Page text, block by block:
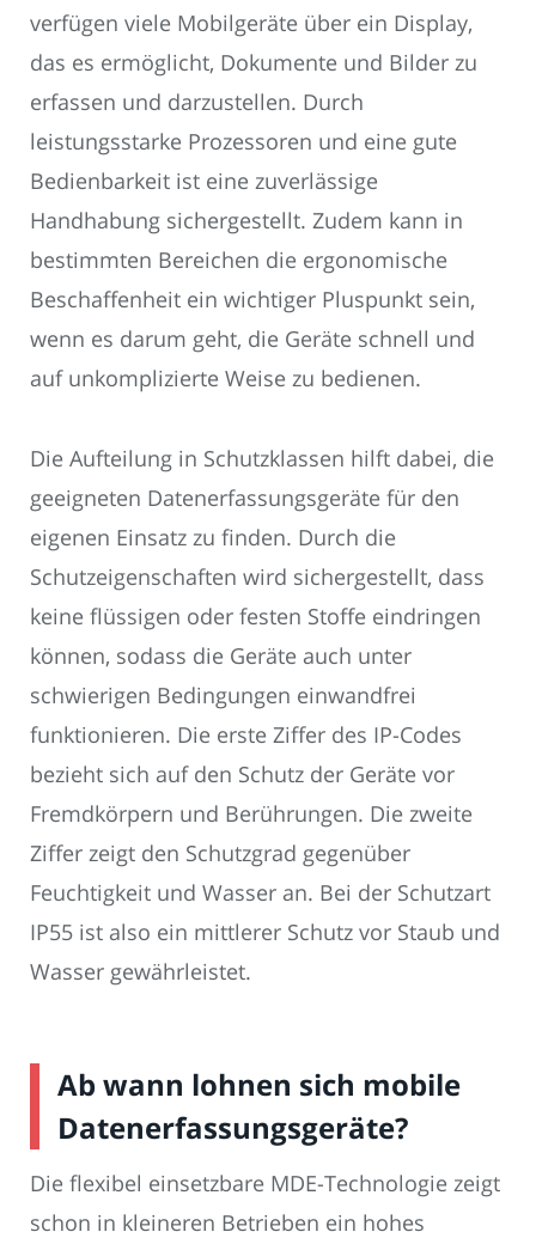
verfügen viele Mobilgeräte über ein Display,
das es ermöglicht, Dokumente und Bilder zu
erfassen und darzustellen. Durch
leistungsstarke Prozessoren und eine gute
Bedienbarkeit ist eine zuverlässige
Handhabung sichergestellt. Zudem kann in
bestimmten Bereichen die ergonomische
Beschaffenheit ein wichtiger Pluspunkt sein,
wenn es darum geht, die Geräte schnell und
auf unkomplizierte Weise zu bedienen.
Die Aufteilung in Schutzklassen hilft dabei, die
geeigneten Datenerfassungsgeräte für den
eigenen Einsatz zu finden. Durch die
Schutzeigenschaften wird sichergestellt, dass
keine flüssigen oder festen Stoffe eindringen
können, sodass die Geräte auch unter
schwierigen Bedingungen einwandfrei
funktionieren. Die erste Ziffer des IP-Codes
bezieht sich auf den Schutz der Geräte vor
Fremdkörpern und Berührungen. Die zweite
Ziffer zeigt den Schutzgrad gegenüber
Feuchtigkeit und Wasser an. Bei der Schutzart
IP55 ist also ein mittlerer Schutz vor Staub und
Wasser gewährleistet.
Ab wann lohnen sich mobile
Datenerfassungsgeräte?
Die flexibel einsetzbare MDE-Technologie zeigt
schon in kleineren Betrieben ein hohes